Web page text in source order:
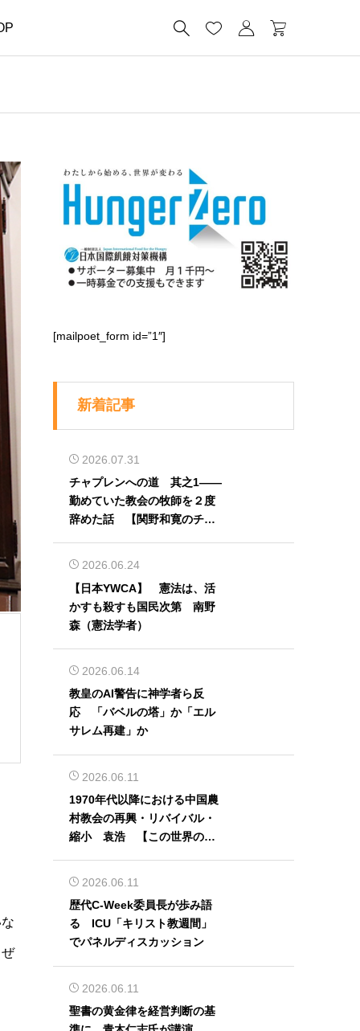
   
[mailpoet_form id=”1″]
新着記事
2026.07.31
チャプレンへの道 其之1――
勤めていた教会の牧師を２度
辞めた話 【関野和寛のチャ
2026.06.24
【日本YWCA】 憲法は、活
かすも殺すも国民次第 南野
森（憲法学者）
2026.06.14
教皇のAI警告に神学者ら反
応 「バベルの塔」か「エル
サレム再建」か
2026.06.11
1970年代以降における中国農
村教会の再興・リバイバル・
縮小 袁浩 【この世界の片
2026.06.11
歴代C-Week委員長が歩み語
る ICU「キリスト教週間」
でパネルディスカッション
2026.06.11
聖書の黄金律を経営判断の基